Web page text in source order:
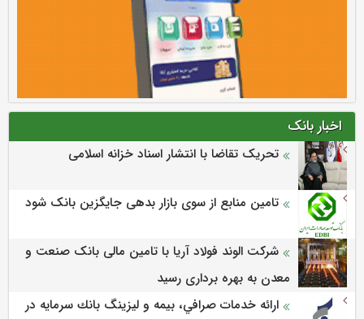
اخبار بانک
تحریک تقاضا با انتشار اسناد خزانه اسلامی
تامین منابع از سوی بازار بدهی جایگزین بانک شود
شرکت الوند فولاد آریا با تامین مالی بانک صنعت و
معدن به بهره برداری رسید
ارائه خدمات صرافي، بيمه و ليزينگ بانك سرمايه در